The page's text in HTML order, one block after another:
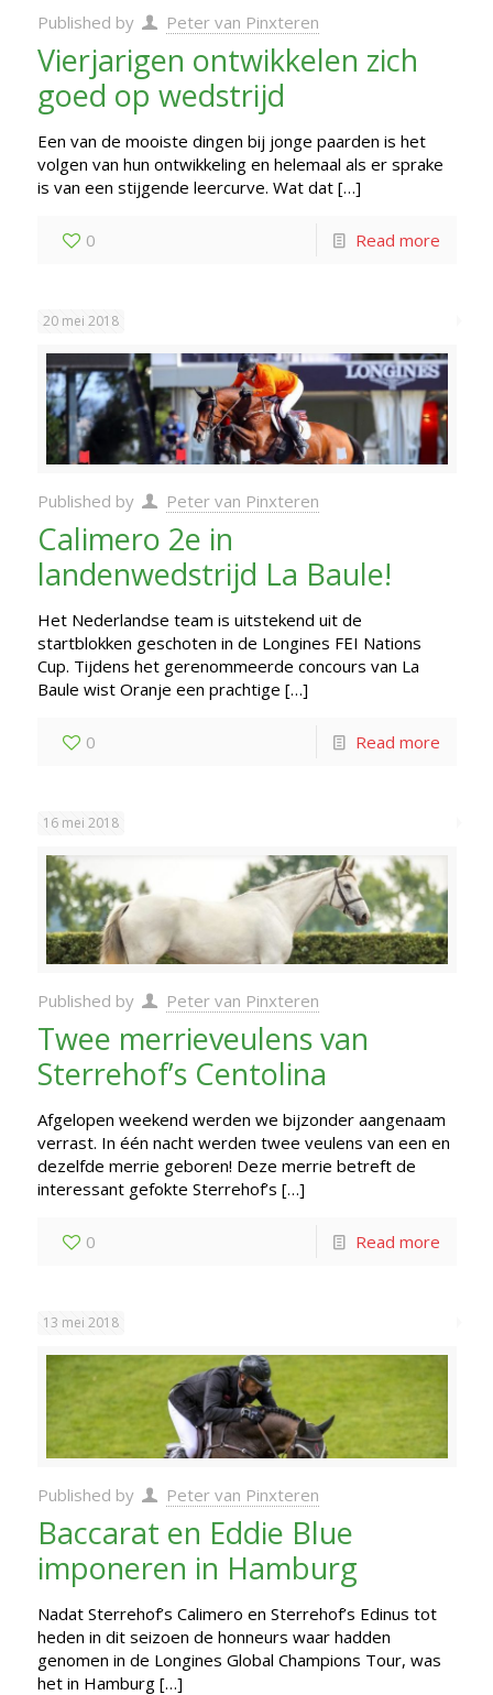
Published by Peter van Pinxteren
Vierjarigen ontwikkelen zich
goed op wedstrijd
Een van de mooiste dingen bij jonge paarden is het
volgen van hun ontwikkeling en helemaal als er sprake
is van een stijgende leercurve. Wat dat[…]
0 Read more
20 mei 2018
Published by Peter van Pinxteren
Calimero 2e in
landenwedstrijd La Baule!
Het Nederlandse team is uitstekend uit de
startblokken geschoten in de Longines FEI Nations
Cup. Tijdens het gerenommeerde concours van La
Baule wist Oranje een prachtige […]
0 Read more
16 mei 2018
Published by Peter van Pinxteren
Twee merrieveulens van
Sterrehof’s Centolina
Afgelopen weekend werden we bijzonder aangenaam
verrast. In één nacht werden twee veulens van een en
dezelfde merrie geboren! Deze merrie betreft de
interessant gefokte Sterrehof’s […]
0 Read more
13 mei 2018
Published by Peter van Pinxteren
Baccarat en Eddie Blue
imponeren in Hamburg
Nadat Sterrehof’s Calimero en Sterrehof’s Edinus tot
heden in dit seizoen de honneurs waar hadden
genomen in de Longines Global Champions Tour, was
het in Hamburg[…]